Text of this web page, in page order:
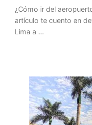
¿Cómo ir del
artículo te cuento en
Lima a …